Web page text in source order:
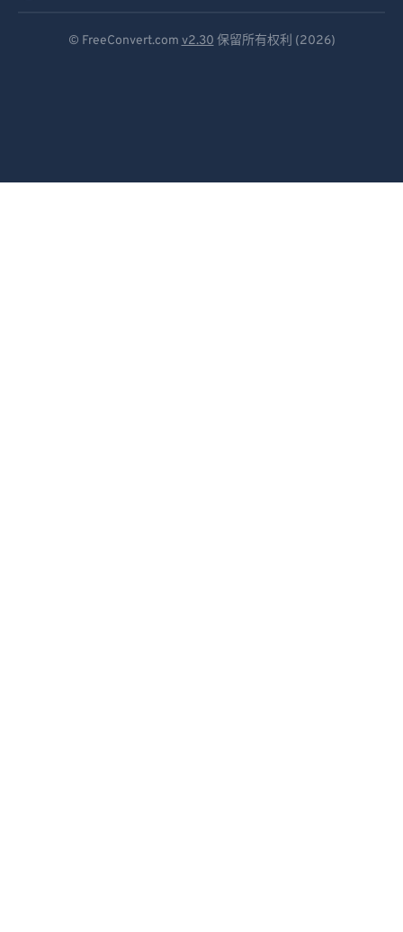
© FreeConvert.com v2.30 保留所有权利 (2026)